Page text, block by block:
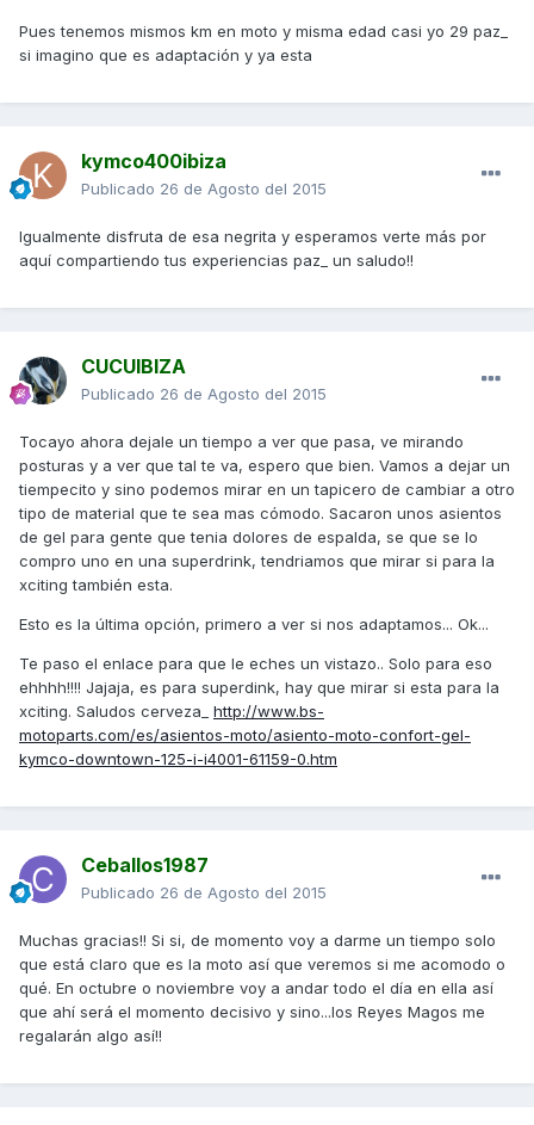
Pues tenemos mismos km en moto y misma edad casi yo 29 paz_
si imagino que es adaptación y ya esta
kymco400ibiza
Publicado 26 de Agosto del 2015
Igualmente disfruta de esa negrita y esperamos verte más por
aquí compartiendo tus experiencias paz_ un saludo!!
CUCUIBIZA
Publicado 26 de Agosto del 2015
Tocayo ahora dejale un tiempo a ver que pasa, ve mirando
posturas y a ver que tal te va, espero que bien. Vamos a dejar un
tiempecito y sino podemos mirar en un tapicero de cambiar a otro
tipo de material que te sea mas cómodo. Sacaron unos asientos
de gel para gente que tenia dolores de espalda, se que se lo
compro uno en una superdrink, tendriamos que mirar si para la
xciting también esta.
Esto es la última opción, primero a ver si nos adaptamos... Ok...
Te paso el enlace para que le eches un vistazo.. Solo para eso
ehhhh!!!! Jajaja, es para superdink, hay que mirar si esta para la
xciting. Saludos cerveza_ http://www.bs-
motoparts.com/es/asientos-moto/asiento-moto-confort-gel-
kymco-downtown-125-i-i4001-61159-0.htm
Ceballos1987
Publicado 26 de Agosto del 2015
Muchas gracias!! Si si, de momento voy a darme un tiempo solo
que está claro que es la moto así que veremos si me acomodo o
qué. En octubre o noviembre voy a andar todo el día en ella así
que ahí será el momento decisivo y sino...los Reyes Magos me
regalarán algo así!!